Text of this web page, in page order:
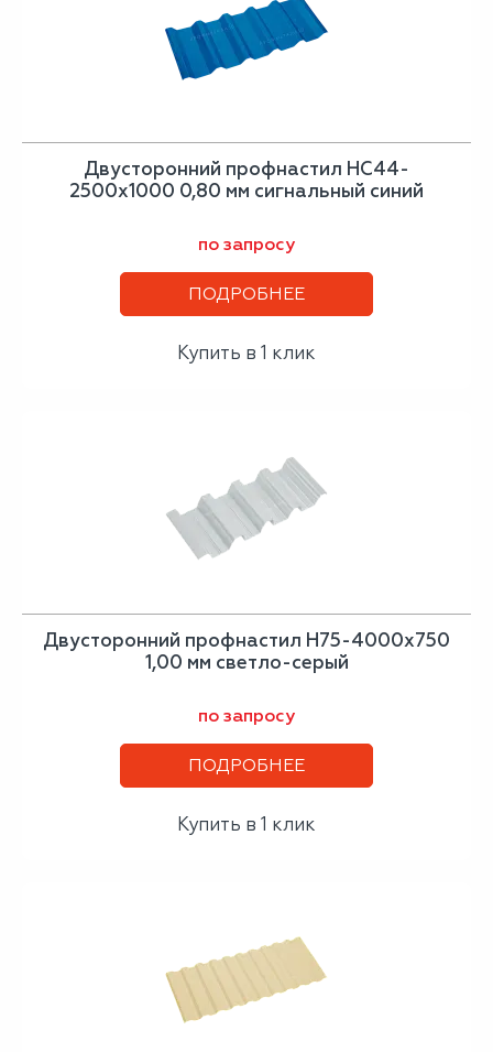
Двусторонний профнастил НС44-
2500х1000 0,80 мм сигнальный синий
по запросу
ПОДРОБНЕЕ
Купить в 1 клик
Двусторонний профнастил Н75-4000х750
1,00 мм светло-серый
по запросу
ПОДРОБНЕЕ
Купить в 1 клик